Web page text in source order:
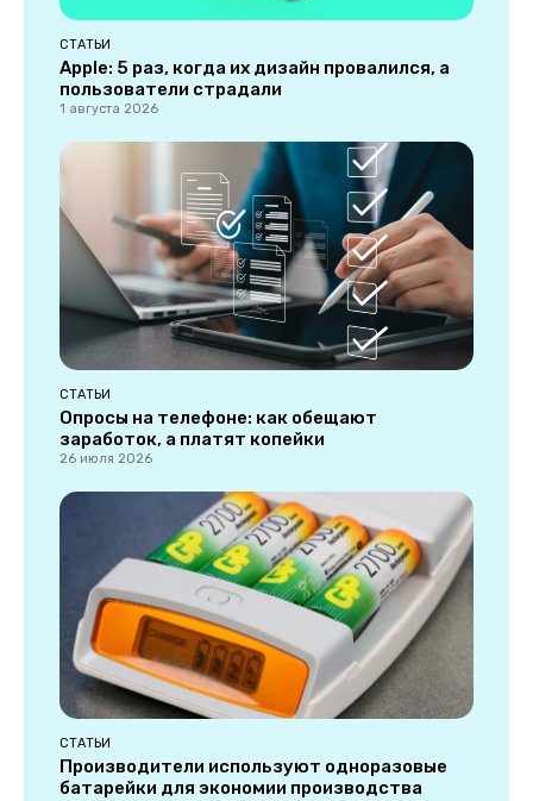
СТАТЬИ
Apple: 5 раз, когда их дизайн провалился, а
пользователи страдали
1 августа 2026
СТАТЬИ
Опросы на телефоне: как обещают
заработок, а платят копейки
26 июля 2026
СТАТЬИ
Производители используют одноразовые
батарейки для экономии производства